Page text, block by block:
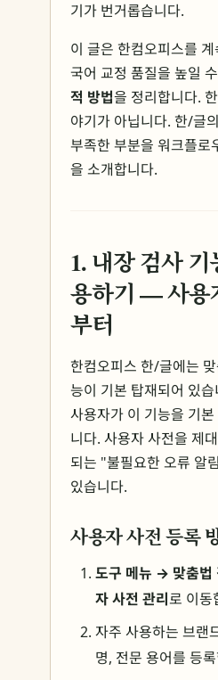
기가 번거롭습니다.
이 글은 한컴오피스를
국어 교정 품질을 높일
적 방법을 정리합니다.
야기가 아닙니다. 한/글
부족한 부분을 워크플로
을 소개합니다.
1. 내장 검사
용하기 — 사용
부터
한컴오피스 한/글에는
능이 기본 탑재되어 있
사용자가 이 기능을 기
니다. 사용자 사전을 제
되는 "불필요한 오류 알
있습니다.
사용자 사전 등록
도구 메뉴 → 맞춤
자 사전 관리로 이동
자주 사용하는 브랜
명, 전문 용어를 등